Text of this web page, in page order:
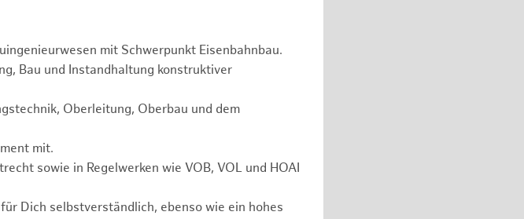
mit Schwerpunkt Eisenbahnbau.
Bau und Instandhaltung konstruktiver
Oberleitung, Oberbau und dem
mit.
sowie in Regelwerken wie VOB, VOL und HOAI
Dich selbstverständlich, ebenso wie ein hohes